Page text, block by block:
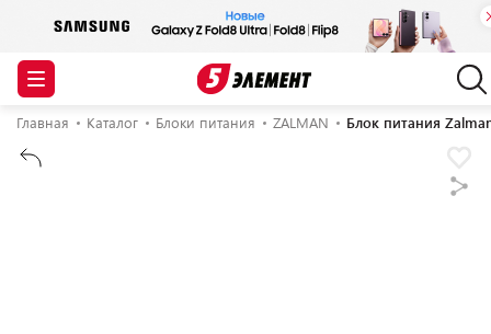
Главная Каталог Блоки питания ZALMAN Блок питания